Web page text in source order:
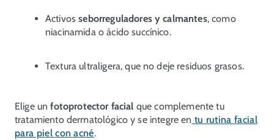
Activosseborreguladores y calmantes, como
niacinamida o ácido succínico.
Textura ultraligera, que no deje residuos grasos.
Elige unfotoprotector facial que complemente tu
tratamiento dermatológico y se integre en tu rutina facial
para piel con acné.